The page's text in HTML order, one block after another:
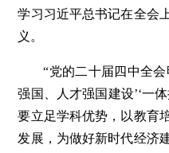
学习习近平总书记在全会
义。
“党的二十届四中全
强国、人才强国建设’‘一
要立足学科优势，以教育
发展，为做好新时代经济